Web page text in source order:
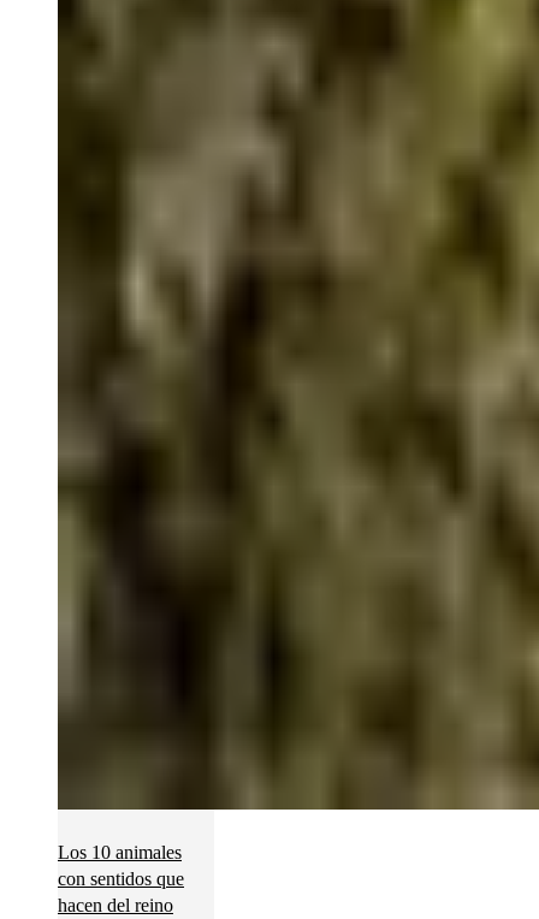
Los 10 animales
con sentidos que
hacen del reino